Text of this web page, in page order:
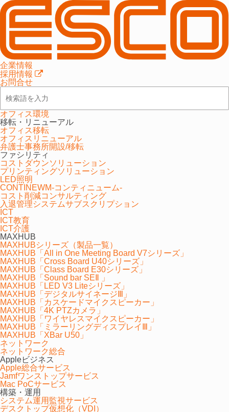
企業情報
採用情報
お問合せ
オフィス環境
移転・リニューアル
オフィス移転
オフィスリニューアル
弁護士事務所開設/移転
ファシリティ
コストダウンソリューション
プリンティングソリューション
LED照明
CONTINEWM-コンティニューム-
コスト削減コンサルティング
入退管理システムサブスクリプション
ICT
ICT教育
ICT介護
MAXHUB
MAXHUBシリーズ（製品一覧）
MAXHUB「All in One Meeting Board V7シリーズ」
MAXHUB「Cross Board U40シリーズ」
MAXHUB「Class Board E30シリーズ」
MAXHUB「Sound bar SEⅡ 」
MAXHUB「LED V3 Liteシリーズ」
MAXHUB「デジタルサイネージⅢ」
MAXHUB「カスケードマイクスピーカー」
MAXHUB「4K PTZカメラ」
MAXHUB「ワイヤレスマイクスピーカー」
MAXHUB「ミラーリングディスプレイⅢ」
MAXHUB「XBar U50」
ネットワーク
ネットワーク総合
Appleビジネス
Apple総合サービス
Jamfワンストップサービス
Mac PoCサービス
構築・運用
システム運用監視サービス
デスクトップ仮想化（VDI）
MetaMoJi Share for Business
次世代ペーパーレスアプリケーション
MetaMoJi Share for Business
ブラウザからカンタン配信
PCからでもブラウザから配信OK！1分足らずで会議
会議進行をスムーズ運営
進行係が発表者を指名し、その他は閲覧者など、プレ